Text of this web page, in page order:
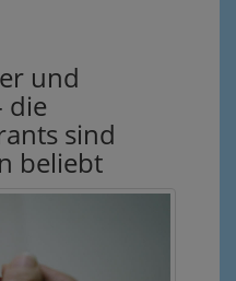
und
die
sind
beliebt